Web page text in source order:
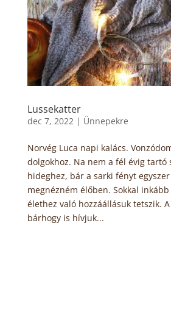
Lussekatter
dec 7, 2022| Ünnepekre
Norvég Luca napi kalács.
dolgokhoz. Na nem a fél évig tartó
hideghez, bár a sarki fényt
megnézném élőben. Sokkal
élethez való hozzáállásuk tetszik.
bárhogy is hívjuk...